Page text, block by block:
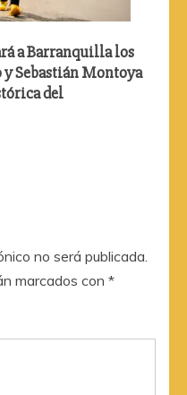
a Barranquilla los
y Sebastián Montoya
del
no será publicada.
marcados con *